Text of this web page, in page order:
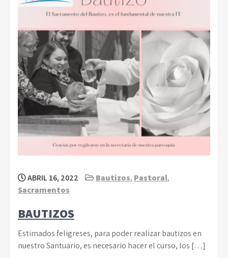
ABRIL 16, 2022 Bautizos, Pastoral,
Sacramentos
BAUTIZOS
Estimados feligreses, para poder realizar bautizos en
nuestro Santuario, es necesario hacer el curso, los […]